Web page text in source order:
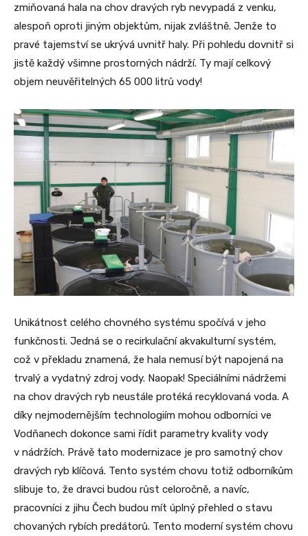
zmiňovaná hala na chov dravých ryb nevypadá z venku,
alespoň oproti jiným objektům, nijak zvláštně. Jenže to
pravé tajemství se ukrývá uvnitř haly. Při pohledu dovnitř si
jistě každý všimne prostorných nádrží. Ty mají celkový
objem neuvěřitelných 65 000 litrů vody!
Unikátnost celého chovného systému spočívá v jeho
funkčnosti. Jedná se o recirkulační akvakulturní systém,
což v překladu znamená, že hala nemusí být napojená na
trvalý a vydatný zdroj vody. Naopak! Speciálními nádržemi
na chov dravých ryb neustále protéká recyklovaná voda. A
díky nejmodernějším technologiím mohou odborníci ve
Vodňanech dokonce sami řídit parametry kvality vody
v nádržích. Právě tato modernizace je pro samotný chov
dravých ryb klíčová. Tento systém chovu totiž odborníkům
slibuje to, že dravci budou růst celoročně, a navíc,
pracovníci z jihu Čech budou mít úplný přehled o stavu
chovaných rybích predátorů. Tento moderní systém chovu